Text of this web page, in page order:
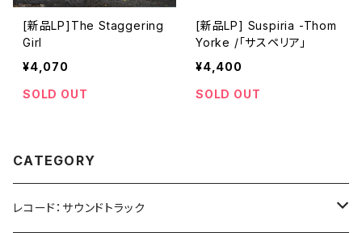
[新品LP]The Staggering
Girl
¥4,070
SOLD OUT
[新品LP] Suspiria -Thom
Yorke /「サスペリア」
¥4,400
SOLD OUT
CATEGORY
レコード：サウンドトラック